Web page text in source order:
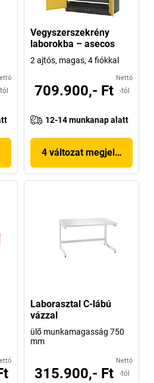
Vegyszerszekrény
laborokba – asecos
2 ajtós, magas, 4 fiókkal
Nettó
709.900,- Ft -tól
12-14 munkanap alatt
4 változat megjelenítése
Laborasztal C-lábú
vázzal
ülő munkamagasság 750
mm
Nettó
315.900,- Ft -tól